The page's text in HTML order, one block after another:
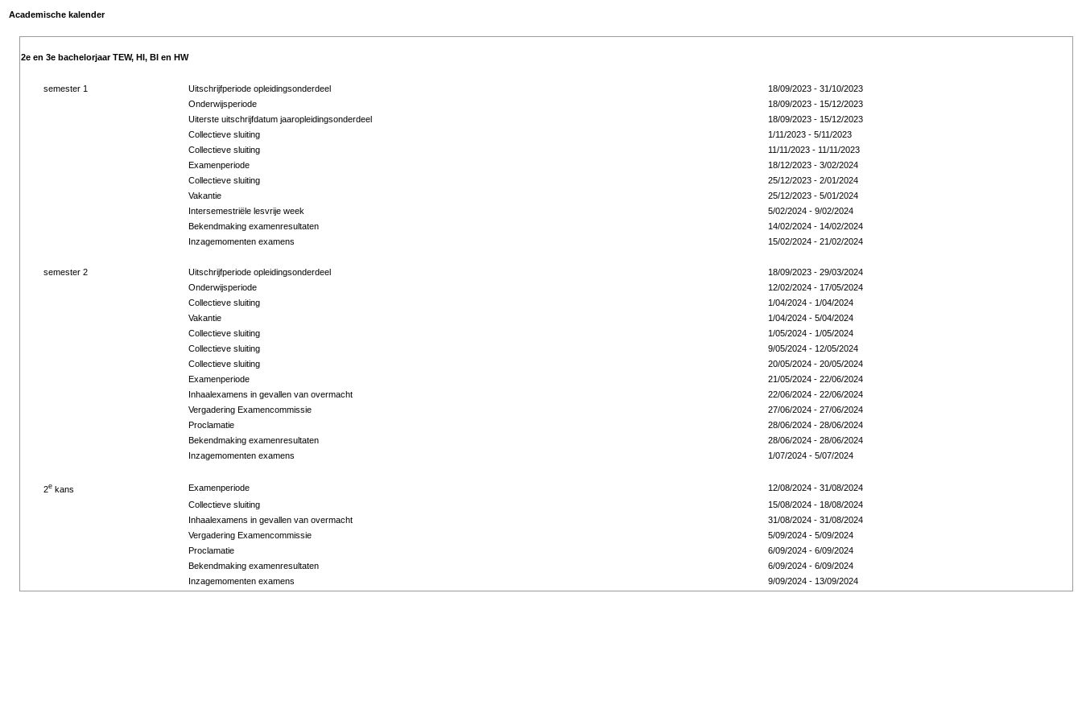
Academische kalender
2e en 3e bachelorjaar TEW, HI, BI en HW
semester 1 Uitschrijfperiode opleidingsonderdeel
18/09/2023 - 31/10/2023
Onderwijsperiode
18/09/2023 - 15/12/2023
Uiterste uitschrijfdatum jaaropleidingsonderdeel
18/09/2023 - 15/12/2023
Collectieve sluiting
1/11/2023 - 5/11/2023
Collectieve sluiting
11/11/2023 - 11/11/2023
Examenperiode
18/12/2023 - 3/02/2024
Collectieve sluiting
25/12/2023 - 2/01/2024
Vakantie
25/12/2023 - 5/01/2024
Intersemestriële lesvrije week
5/02/2024 - 9/02/2024
Bekendmaking examenresultaten
14/02/2024 - 14/02/2024
Inzagemomenten examens
15/02/2024 - 21/02/2024
semester 2 Uitschrijfperiode opleidingsonderdeel
18/09/2023 - 29/03/2024
Onderwijsperiode
12/02/2024 - 17/05/2024
Collectieve sluiting
1/04/2024 - 1/04/2024
Vakantie
1/04/2024 - 5/04/2024
Collectieve sluiting
1/05/2024 - 1/05/2024
Collectieve sluiting
9/05/2024 - 12/05/2024
Collectieve sluiting
20/05/2024 - 20/05/2024
Examenperiode
21/05/2024 - 22/06/2024
Inhaalexamens in gevallen van overmacht
22/06/2024 - 22/06/2024
Vergadering Examencommissie
27/06/2024 - 27/06/2024
Proclamatie
28/06/2024 - 28/06/2024
Bekendmaking examenresultaten
28/06/2024 - 28/06/2024
Inzagemomenten examens
1/07/2024 - 5/07/2024
2e kans Examenperiode
12/08/2024 - 31/08/2024
Collectieve sluiting
15/08/2024 - 18/08/2024
Inhaalexamens in gevallen van overmacht
31/08/2024 - 31/08/2024
Vergadering Examencommissie
5/09/2024 - 5/09/2024
Proclamatie
6/09/2024 - 6/09/2024
Bekendmaking examenresultaten
6/09/2024 - 6/09/2024
Inzagemomenten examens
9/09/2024 - 13/09/2024